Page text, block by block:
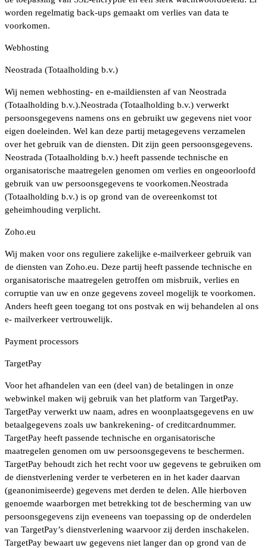
worden regelmatig back-ups gemaakt om verlies van data te
voorkomen.
Webhosting
Neostrada (Totaalholding b.v.)
Wij nemen webhosting- en e-maildiensten af van Neostrada
(Totaalholding b.v.).Neostrada (Totaalholding b.v.) verwerkt
persoonsgegevens namens ons en gebruikt uw gegevens niet voor
eigen doeleinden. Wel kan deze partij metagegevens verzamelen
over het gebruik van de diensten. Dit zijn geen persoonsgegevens.
Neostrada (Totaalholding b.v.) heeft passende technische en
organisatorische maatregelen genomen om verlies en ongeoorloofd
gebruik van uw persoonsgegevens te voorkomen.Neostrada
(Totaalholding b.v.) is op grond van de overeenkomst tot
geheimhouding verplicht.
Zoho.eu
Wij maken voor ons reguliere zakelijke e-mailverkeer gebruik van
de diensten van Zoho.eu. Deze partij heeft passende technische en
organisatorische maatregelen getroffen om misbruik, verlies en
corruptie van uw en onze gegevens zoveel mogelijk te voorkomen.
Anders heeft geen toegang tot ons postvak en wij behandelen al ons
e- mailverkeer vertrouwelijk.
Payment processors
TargetPay
Voor het afhandelen van een (deel van) de betalingen in onze
webwinkel maken wij gebruik van het platform van TargetPay.
TargetPay verwerkt uw naam, adres en woonplaatsgegevens en uw
betaalgegevens zoals uw bankrekening- of creditcardnummer.
TargetPay heeft passende technische en organisatorische
maatregelen genomen om uw persoonsgegevens te beschermen.
TargetPay behoudt zich het recht voor uw gegevens te gebruiken om
de dienstverlening verder te verbeteren en in het kader daarvan
(geanonimiseerde) gegevens met derden te delen. Alle hierboven
genoemde waarborgen met betrekking tot de bescherming van uw
persoonsgegevens zijn eveneens van toepassing op de onderdelen
van TargetPay’s dienstverlening waarvoor zij derden inschakelen.
TargetPay bewaart uw gegevens niet langer dan op grond van de